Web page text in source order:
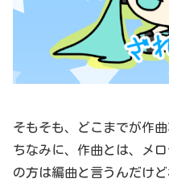
そもそも、どこまでが作曲
ちなみに、作曲とは、メ
の方は編曲と言うんだけ